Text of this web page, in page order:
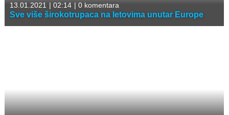
13.01.2021 | 02:14 | 0 komentara
Sve više širokotrupaca na letovima unutar Europe